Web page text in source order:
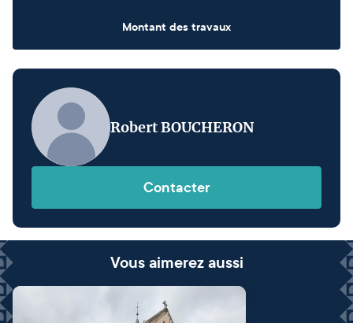
Montant des travaux
Robert BOUCHERON
Contacter
Vous aimerez aussi